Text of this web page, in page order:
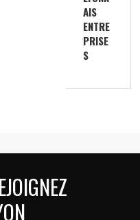
AIS
ENTRE
PRISE
S